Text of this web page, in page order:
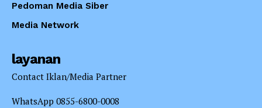
Pedoman Media Siber
Media Network
layanan
Contact Iklan/Media Partner
WhatsApp 0855-6800-0008